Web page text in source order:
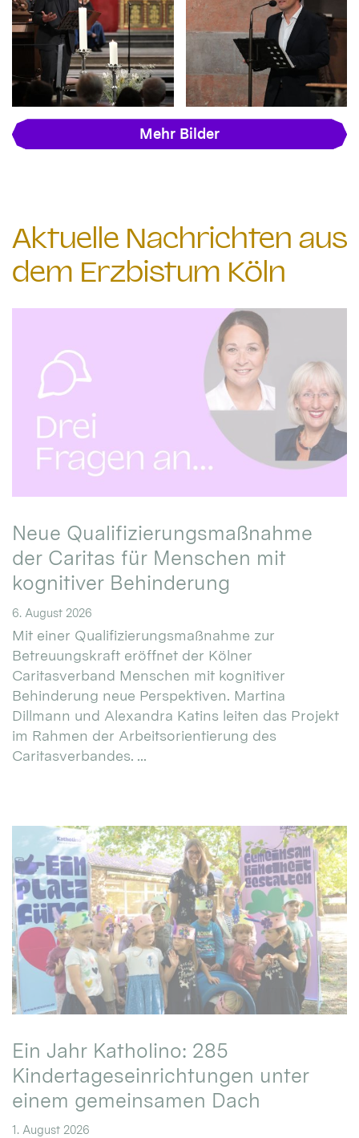
Mehr Bilder
Aktuelle Nachrichten aus
dem Erzbistum Köln
Neue Qualifizierungsmaßnahme
der Caritas für Menschen mit
kognitiver Behinderung
6. August 2026
Mit einer Qualifizierungsmaßnahme zur
Betreuungskraft eröffnet der Kölner
Caritasverband Menschen mit kognitiver
Behinderung neue Perspektiven. Martina
Dillmann und Alexandra Katins leiten das Projekt
im Rahmen der Arbeitsorientierung des
Caritasverbandes. ...
Ein Jahr Katholino: 285
Kindertageseinrichtungen unter
einem gemeinsamen Dach
1. August 2026